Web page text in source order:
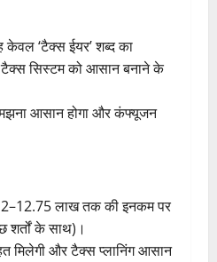
‘टैक्स ईयर’ शब्द का
टैक्स सिस्टम को आसान बनाने के
आसान होगा और कंफ्यूजन
लाख तक की इनकम पर
के साथ)।
मिलेगी और टैक्स प्लानिंग आसान